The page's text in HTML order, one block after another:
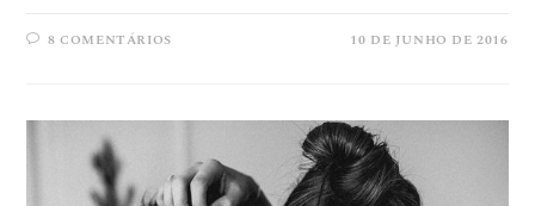
8 COMENTÁRIOS 10 DE JUNHO DE 2016